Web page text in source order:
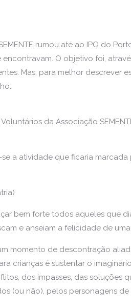
rumou até ao IPO do
O objetivo foi,
Mas, para melhor descrever
da Associação
a atividade que ficaria
bem forte todos aqueles que
e anseiam a felicidade de uma
momento de descontração
crianças é sustentar o
dos impasses, das soluções
(ou não), pelos personagens